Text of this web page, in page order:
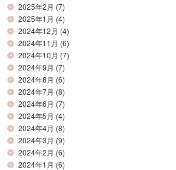
2025年2月 (7)
2025年1月 (4)
2024年12月 (4)
2024年11月 (6)
2024年10月 (7)
2024年9月 (7)
2024年8月 (6)
2024年7月 (8)
2024年6月 (7)
2024年5月 (4)
2024年4月 (8)
2024年3月 (9)
2024年2月 (6)
2024年1月 (6)